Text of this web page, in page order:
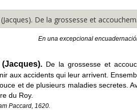
De la grossesse et
En una excepcional
De la grossesse et
aux accidents qui leur arrivent.
et de plusieurs maladies secretes.
du Roy.
Paccard, 1620.